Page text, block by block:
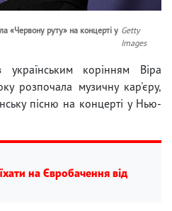
«Червону руту» на концерті у Getty
Images
корінням Віра
розпочала музичну кар'єру,
пісню на концерті у Нью-
на Євробачення від